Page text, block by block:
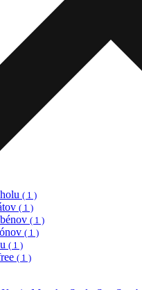
( 1 )
( 1 )
( 1 )
( 1 )
( 1 )
( 1 )